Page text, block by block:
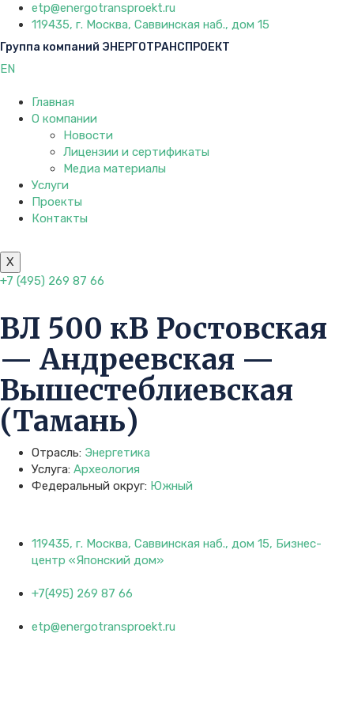
etp@energotransproekt.ru
119435, г. Москва, Саввинская наб., дом 15
Группа компаний ЭНЕРГОТРАНСПРОЕКТ
EN
Главная
О компании
Новости
Лицензии и сертификаты
Медиа материалы
Услуги
Проекты
Контакты
X
+7 (495) 269 87 66
ВЛ 500 кВ Ростовская
— Андреевская —
Вышестеблиевская
(Тамань)
Отрасль: Энергетика
Услуга: Археология
Федеральный округ: Южный
119435, г. Москва, Саввинская наб., дом 15, Бизнес-
центр «Японский дом»
+7(495) 269 87 66
etp@energotransproekt.ru